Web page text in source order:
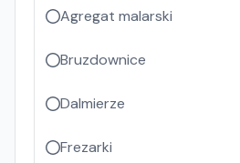
Agregat malarski
Bruzdownice
Dalmierze
Frezarki